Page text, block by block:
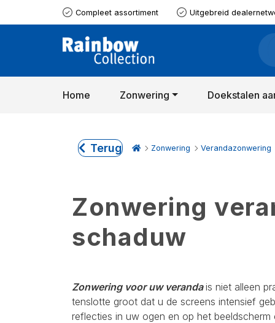
Compleet assortiment Uitgebreid
Home Zonwering Doekstalen
Terug Zonwering Verandazonwering
Zonwering
schaduw
Zonwering voor uw verandais niet alleen
tenslotte groot dat u de screens intensief
reflecties in uw ogen en op het